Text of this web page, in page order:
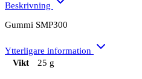
Beskrivning
Gummi SMP300
Ytterligare information
Vikt
25 g